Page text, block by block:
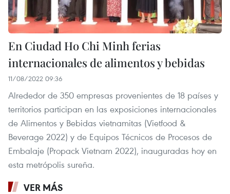
En Ciudad Ho Chi Minh ferias
internacionales de alimentos y bebidas
11/08/2022 09:36
Alrededor de 350 empresas provenientes de 18 países y
territorios participan en las exposiciones internacionales
de Alimentos y Bebidas vietnamitas (Vietfood &
Beverage 2022) y de Equipos Técnicos de Procesos de
Embalaje (Propack Vietnam 2022), inauguradas hoy en
esta metrópolis sureña.
VER MÁS